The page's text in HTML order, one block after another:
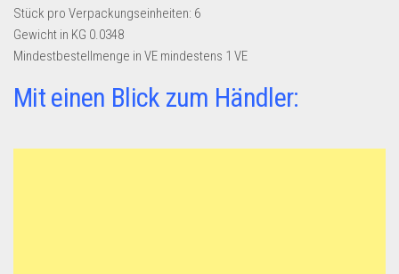
Stück pro Verpackungseinheiten: 6
Gewicht in KG 0.0348
Mindestbestellmenge in VE mindestens 1 VE
Mit einen Blick zum Händler: